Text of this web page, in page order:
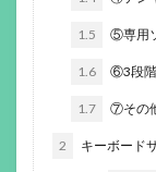
1.5 ⑤専用
1.6 ⑥3段階
1.7 ⑦その
2 キーボード